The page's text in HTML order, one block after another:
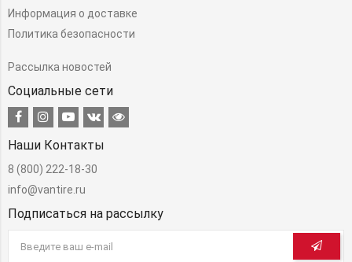
Информация о доставке
Политика безопасности
Рассылка новостей
Социальные сети
Наши Контакты
8 (800) 222-18-30
info@vantire.ru
Подписаться на рассылку